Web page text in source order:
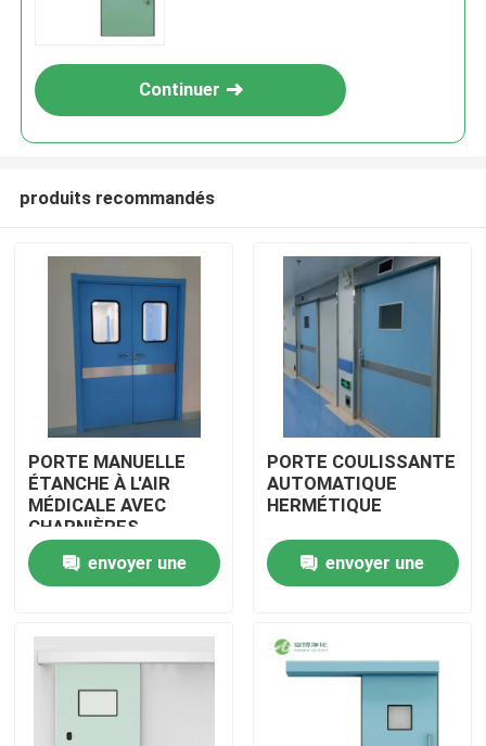
Produits
Au sujet de nous
Continuer
produits recommandés
PORTE MANUELLE
ÉTANCHE À L'AIR
MÉDICALE AVEC
CHARNIÈRES
envoyer une
PORTE COULISSANTE
AUTOMATIQUE
HERMÉTIQUE
envoyer une